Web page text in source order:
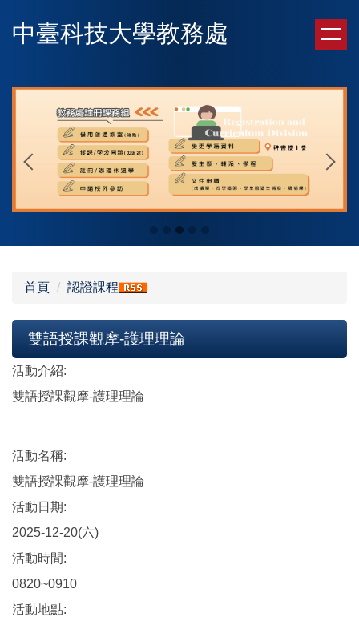
到
內
中臺科技大學教務處
首頁 認證課程
雙語授課觀摩-護理理論
活動介紹:
雙語授課觀摩-護理理論
活動名稱:
雙語授課觀摩-護理理論
活動日期:
2025-12-20(六)
活動時間:
0820~0910
活動地點: